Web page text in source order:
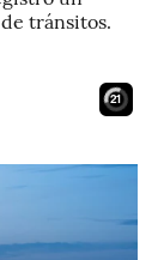
tránsitos.
20